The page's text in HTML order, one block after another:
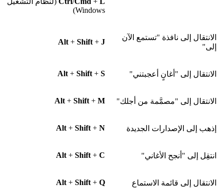
Windows)
الانتقال إلى نافذة "تستمع الآن
إلى"
Alt + Shift + J
الانتقال إلى "أغانٍ أعجبتني" Alt + Shift + S
الانتقال إلى "مصمَّمة من أجلك" Alt + Shift + M
إذهب إلى الإصدارات الجديدة Alt + Shift + N
انتقِل إلى "أنجح الأغاني" Alt + Shift + C
الانتقال إلى قائمة الاستماع Alt + Shift + Q